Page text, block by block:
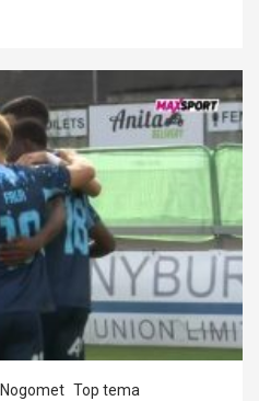
Nogomet Top tema